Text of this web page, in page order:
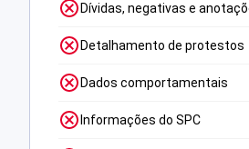
Dívidas, negativas e
Detalhamento de protestos
Dados comportamentais
Informações do SPC